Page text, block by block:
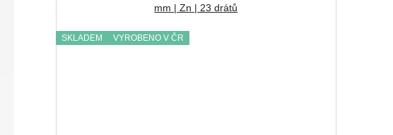
mm | Zn | 23 drátů
SKLADEM VYROBENO V ČR